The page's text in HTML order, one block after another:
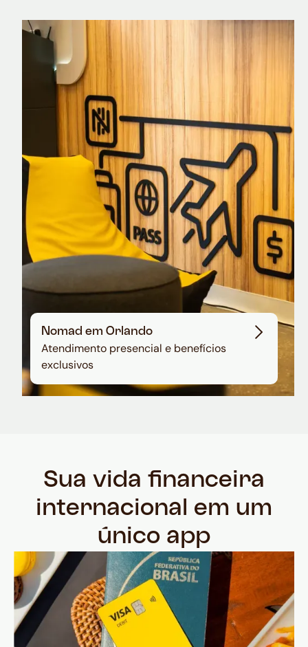
Nomad Explorer
Cartão de crédito brasileiro com cashback
em dólar
Nomad em Orlando
Atendimento presencial e benefícios
exclusivos
Sua vida financeira
internacional em um
único app